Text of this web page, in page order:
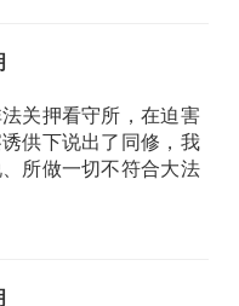
关押看守所，在迫害
供下说出了同修，我
所做一切不符合大法